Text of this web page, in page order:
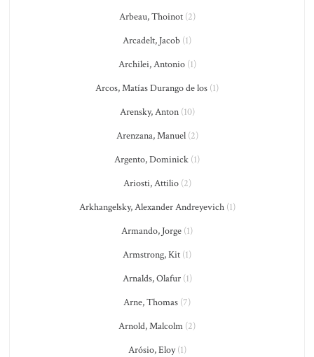
Arbeau, Thoinot(2)
Arcadelt, Jacob (1)
Archilei, Antonio(1)
Arcos, Matías Durango de los (1)
Arensky, Anton(10)
Arenzana, Manuel(2)
Argento, Dominick (1)
Ariosti, Attilio(2)
Arkhangelsky, Alexander Andreyevich(1)
Armando, Jorge (1)
Armstrong, Kit (1)
Arnalds, Olafur(1)
Arne, Thomas (7)
Arnold, Malcolm (2)
Arósio, Eloy(1)